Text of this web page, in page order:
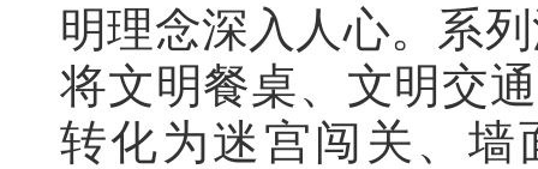
明理念深入人心。系
将文明餐桌、文明交
转化为迷宫闯关、墙